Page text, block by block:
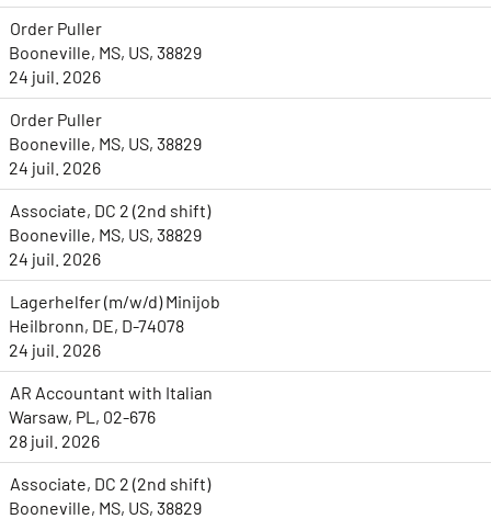
Order Puller
Booneville, MS, US, 38829
24 juil. 2026
Order Puller
Booneville, MS, US, 38829
24 juil. 2026
Associate, DC 2 (2nd shift)
Booneville, MS, US, 38829
24 juil. 2026
Lagerhelfer (m/w/d) Minijob
Heilbronn, DE, D-74078
24 juil. 2026
AR Accountant with Italian
Warsaw, PL, 02-676
28 juil. 2026
Associate, DC 2 (2nd shift)
Booneville, MS, US, 38829